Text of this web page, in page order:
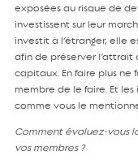
exposées au risque de
investissent sur leur
investit à l’étranger, elle
afin de préserver l’attrait
capitaux. En faire plus ne
membre de le faire. Et
comme vous le
Comment évaluez-vous
vos membres ?